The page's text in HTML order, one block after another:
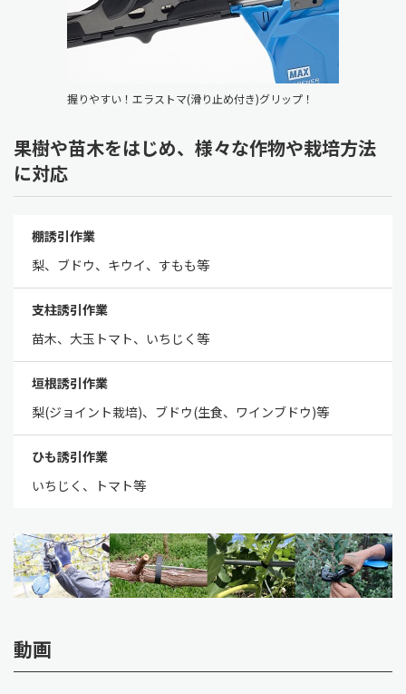
握りやすい！エラストマ(滑り止め付き)グリップ！
果樹や苗木をはじめ、様々な作物や栽培方法
に対応
棚誘引作業
梨、ブドウ、キウイ、すもも等
支柱誘引作業
苗木、大玉トマト、いちじく等
垣根誘引作業
梨(ジョイント栽培)、ブドウ(生食、ワインブドウ)等
ひも誘引作業
いちじく、トマト等
動画